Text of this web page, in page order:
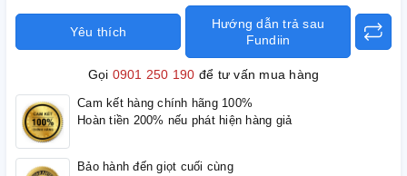
Yêu thích
Hướng dẫn trả sau
Fundiin
Gọi 0901 250 190 để tư vấn mua hàng
Cam kết hàng chính hãng 100%
Hoàn tiền 200% nếu phát hiện hàng giả
Bảo hành đến giọt cuối cùng